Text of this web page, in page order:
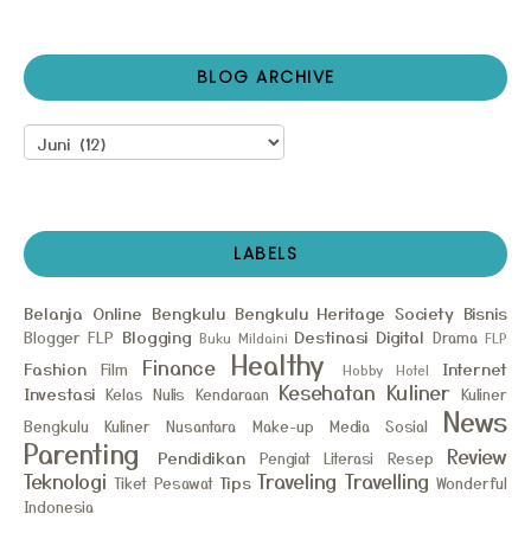
BLOG ARCHIVE
LABELS
Belanja Online Bengkulu Bengkulu Heritage Society Bisnis
Blogger FLP Blogging Buku Mildaini Destinasi Digital Drama FLP
Fashion Film Finance Healthy Hobby Hotel
Internet
Investasi Kelas Nulis Kendaraan Kesehatan Kuliner Kuliner
Bengkulu
Kuliner Nusantara Make-up Media Sosial
News
Parenting
Pendidikan Pengiat Literasi Resep
Review
Teknologi Tiket Pesawat Tips Traveling Travelling Wonderful
Indonesia